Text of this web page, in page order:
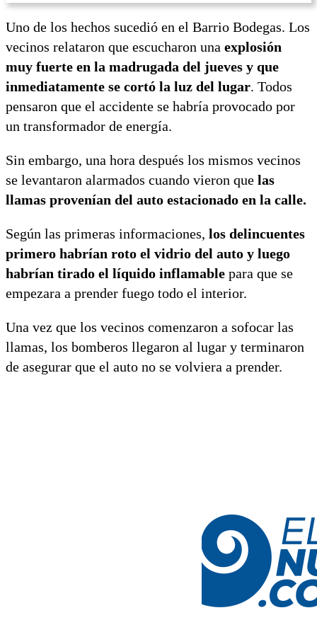
Uno de los hechos sucedió en el Barrio Bodegas. Los
vecinos relataron que escucharon una explosión
muy fuerte en la madrugada del jueves y que
inmediatamente se cortó la luz del lugar. Todos
pensaron que el accidente se habría provocado por
un transformador de energía.
Sin embargo, una hora después los mismos vecinos
se levantaron alarmados cuando vieron que las
llamas provenían del auto estacionado en la calle.
Según las primeras informaciones, los delincuentes
primero habrían roto el vidrio del auto y luego
habrían tirado el líquido inflamable para que se
empezara a prender fuego todo el interior.
Una vez que los vecinos comenzaron a sofocar las
llamas, los bomberos llegaron al lugar y terminaron
de asegurar que el auto no se volviera a prender.